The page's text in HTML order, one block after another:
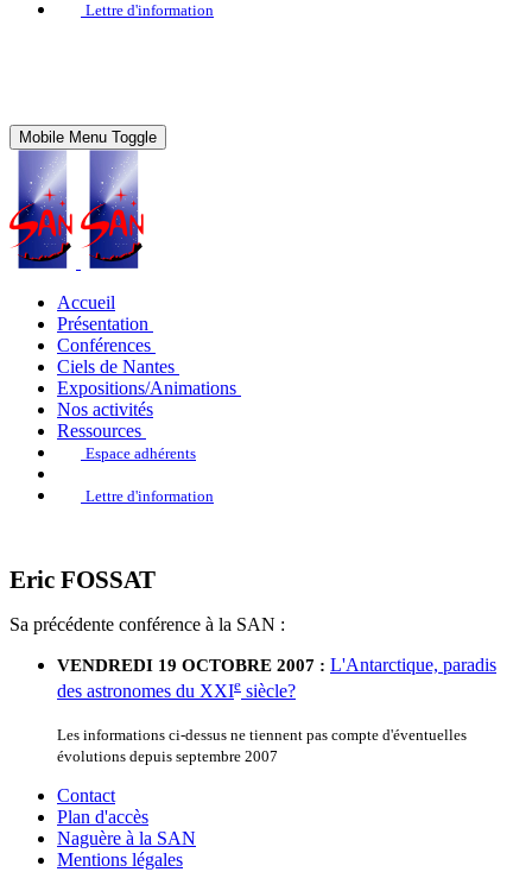
Lettre d'information
Mobile Menu Toggle
Accueil
Présentation
Conférences
Ciels de Nantes
Expositions/Animations
Nos activités
Ressources
Espace adhérents
Lettre d'information
Eric FOSSAT
Sa précédente conférence à la SAN :
VENDREDI 19 OCTOBRE 2007 : L'Antarctique, paradis
des astronomes du XXIe siècle?
Les informations ci-dessus ne tiennent pas compte d'éventuelles
évolutions depuis septembre 2007
Contact
Plan d'accès
Naguère à la SAN
Mentions légales